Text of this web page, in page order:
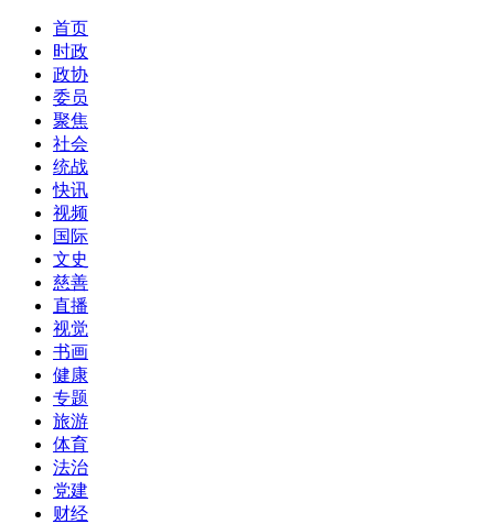
首页
时政
政协
委员
聚焦
社会
统战
快讯
视频
国际
文史
慈善
直播
视觉
书画
健康
专题
旅游
体育
法治
党建
财经